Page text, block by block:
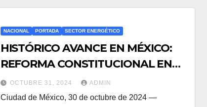
NACIONAL PORTADA SECTOR ENERGÉTICO
HISTÓRICO AVANCE EN MÉXICO:
REFORMA CONSTITUCIONAL EN
ENERGÍA Y ÁREAS ESTRATÉGICAS
OCTUBRE 31, 2024 ADMIN
Ciudad de México, 30 de octubre de 2024 —